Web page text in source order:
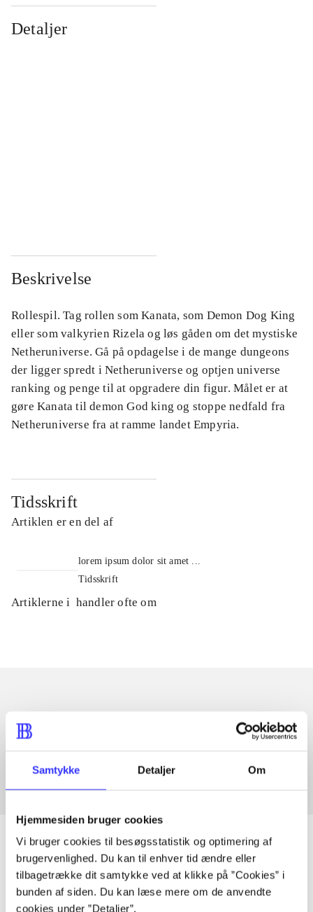
Samtykke Detaljer Om
Hjemmesiden bruger cookies
Vi bruger cookies til besøgsstatistik og optimering af
brugervenlighed. Du kan til enhver tid ændre eller
tilbagetrække dit samtykke ved at klikke på ”Cookies” i
bunden af siden. Du kan læse mere om de anvendte
cookies under ”Detaljer”.
Detaljer
Beskrivelse
Rollespil. Tag rollen som Kanata, som Demon Dog King
eller som valkyrien Rizela og løs gåden om det mystiske
Netheruniverse. Gå på opdagelse i de mange dungeons
der ligger spredt i Netheruniverse og optjen universe
ranking og penge til at opgradere din figur. Målet er at
gøre Kanata til demon God king og stoppe nedfald fra
Netheruniverse fra at ramme landet Empyria.
Tidsskrift
Artiklen er en del af
lorem ipsum dolor sit amet ...
Tidsskrift
Artiklerne i handler ofte om
Artikler med samme emner
Fra
Artikler
Alle registrerede artikler fordelt på udgivelser